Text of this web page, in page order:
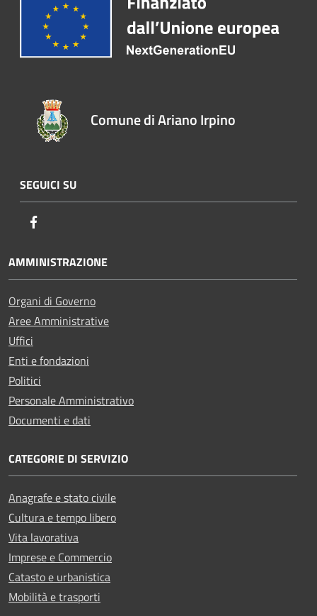
Comune di Ariano Irpino
SEGUICI SU
AMMINISTRAZIONE
Organi di Governo
Aree Amministrative
Uffici
Enti e fondazioni
Politici
Personale Amministrativo
Documenti e dati
CATEGORIE DI SERVIZIO
Anagrafe e stato civile
Cultura e tempo libero
Vita lavorativa
Imprese e Commercio
Catasto e urbanistica
Mobilità e trasporti